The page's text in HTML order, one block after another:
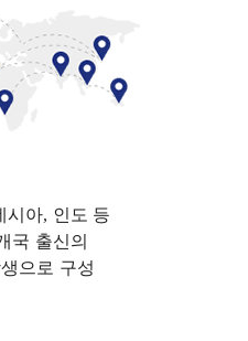
시아, 인도 등
국 출신의
으로 구성